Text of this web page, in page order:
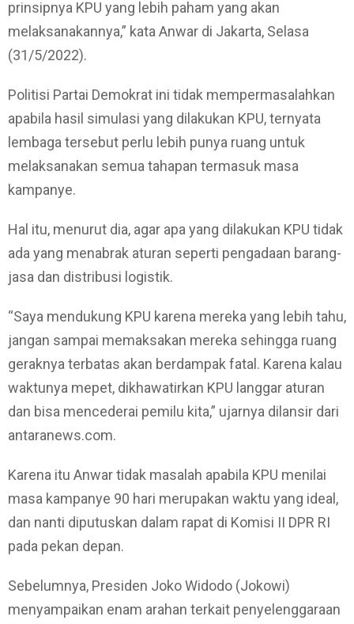
prinsipnya KPU yang lebih paham yang akan
melaksanakannya,” kata Anwar di Jakarta, Selasa
(31/5/2022).
Politisi Partai Demokrat ini tidak mempermasalahkan
apabila hasil simulasi yang dilakukan KPU, ternyata
lembaga tersebut perlu lebih punya ruang untuk
melaksanakan semua tahapan termasuk masa
kampanye.
Hal itu, menurut dia, agar apa yang dilakukan KPU tidak
ada yang menabrak aturan seperti pengadaan barang-
jasa dan distribusi logistik.
“Saya mendukung KPU karena mereka yang lebih tahu,
jangan sampai memaksakan mereka sehingga ruang
geraknya terbatas akan berdampak fatal. Karena kalau
waktunya mepet, dikhawatirkan KPU langgar aturan
dan bisa mencederai pemilu kita,” ujarnya dilansir dari
antaranews.com.
Karena itu Anwar tidak masalah apabila KPU menilai
masa kampanye 90 hari merupakan waktu yang ideal,
dan nanti diputuskan dalam rapat di Komisi II DPR RI
pada pekan depan.
Sebelumnya, Presiden Joko Widodo (Jokowi)
menyampaikan enam arahan terkait penyelenggaraan